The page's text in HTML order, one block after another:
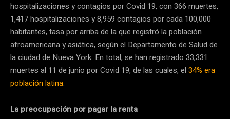
hospitalizaciones y contagios por Covid 19, con 366 muertes,
1,417 hospitalizaciones y 8,959 contagios por cada 100,000
habitantes, tasa por arriba de la que registró la población
afroamericana y asiática, según el Departamento de Salud de
la ciudad de Nueva York. En total, se han registrado 33,331
muertes al 11 de junio por Covid 19, de las cuales, el 34% era
población latina.
La preocupación por pagar la renta